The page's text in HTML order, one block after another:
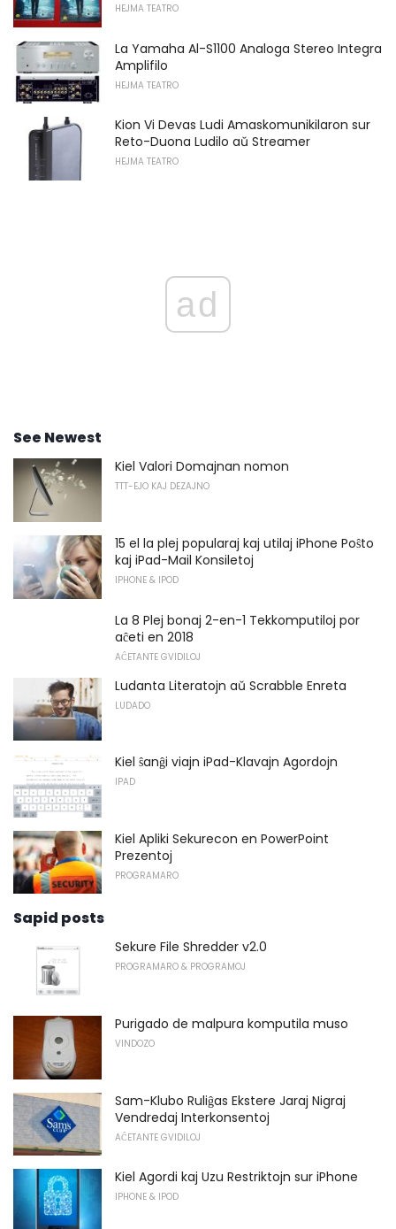
HEJMA TEATRO
La Yamaha Al-S1100 Analoga Stereo Integra
Amplifilo
HEJMA TEATRO
Kion Vi Devas Ludi Amaskomunikilaron sur
Reto-Duona Ludilo aŭ Streamer
HEJMA TEATRO
ad
See Newest
Kiel Valori Domajnan nomon
TTT-EJO KAJ DEZAJNO
15 el la plej popularaj kaj utilaj iPhone Poŝto
kaj iPad-Mail Konsiletoj
IPHONE & IPOD
La 8 Plej bonaj 2-en-1 Tekkomputiloj por
aĉeti en 2018
AĈETANTE GVIDILOJ
Ludanta Literatojn aŭ Scrabble Enreta
LUDADO
Kiel ŝanĝi viajn iPad-Klavajn Agordojn
IPAD
Kiel Apliki Sekurecon en PowerPoint
Prezentoj
PROGRAMARO
Sapid posts
Sekure File Shredder v2.0
PROGRAMARO & PROGRAMOJ
Purigado de malpura komputila muso
VINDOZO
Sam-Klubo Ruliĝas Ekstere Jaraj Nigraj
Vendredaj Interkonsentoj
AĈETANTE GVIDILOJ
Kiel Agordi kaj Uzu Restriktojn sur iPhone
IPHONE & IPOD